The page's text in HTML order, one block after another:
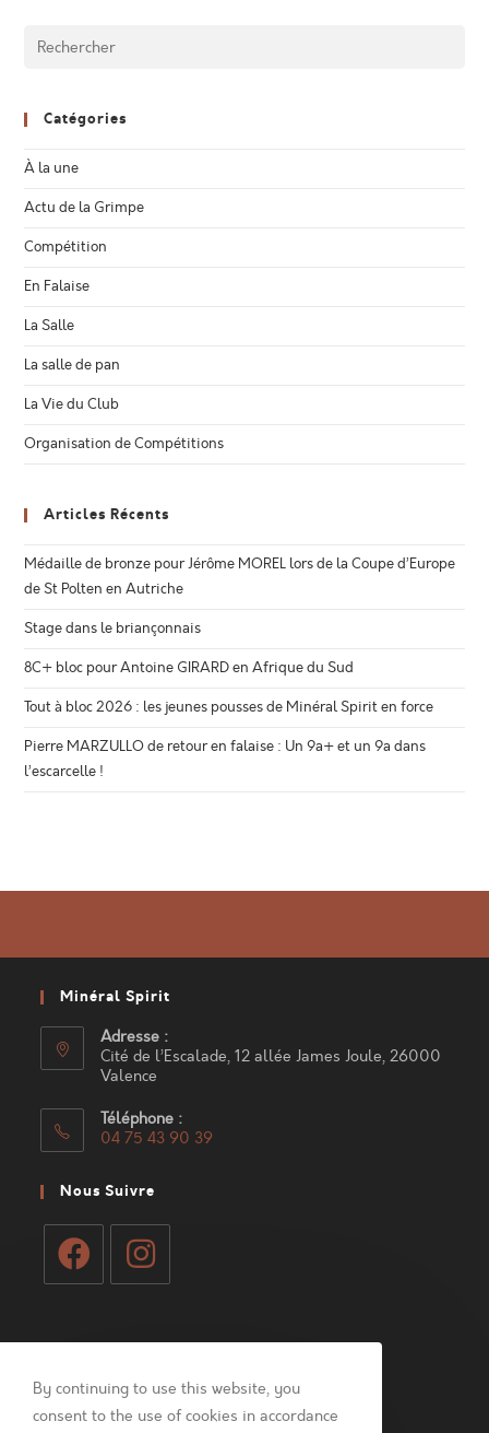
Catégories
À la une
Actu de la Grimpe
Compétition
En Falaise
La Salle
La salle de pan
La Vie du Club
Organisation de Compétitions
Articles Récents
Médaille de bronze pour Jérôme MOREL lors de la Coupe d’Europe
de St Polten en Autriche
Stage dans le briançonnais
8C+ bloc pour Antoine GIRARD en Afrique du Sud
Tout à bloc 2026 : les jeunes pousses de Minéral Spirit en force
Pierre MARZULLO de retour en falaise : Un 9a+ et un 9a dans
l’escarcelle !
Minéral Spirit
Adresse :
Cité de l’Escalade, 12 allée James Joule, 26000
Valence
Téléphone :
04 75 43 90 39
dans
application
Nous Suivre
nouvel
onglet
nouvel
onglet
Mon Compte
Connexion
By continuing to use this website, you
consent to the use of cookies in accordance